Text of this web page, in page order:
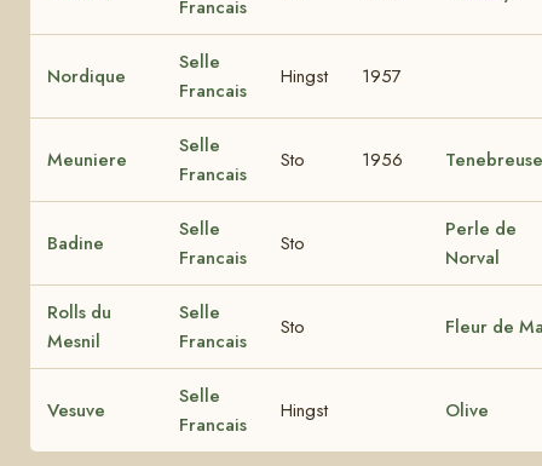
Francais
Nordique
Selle
Francais
Hingst 1957
Meuniere
Selle
Francais
Sto 1956 Tenebreuse
Badine
Selle
Francais
Sto
Perle de
Norval
Rolls du
Mesnil
Selle
Francais
Sto Fleur de
Vesuve
Selle
Francais
Hingst Olive